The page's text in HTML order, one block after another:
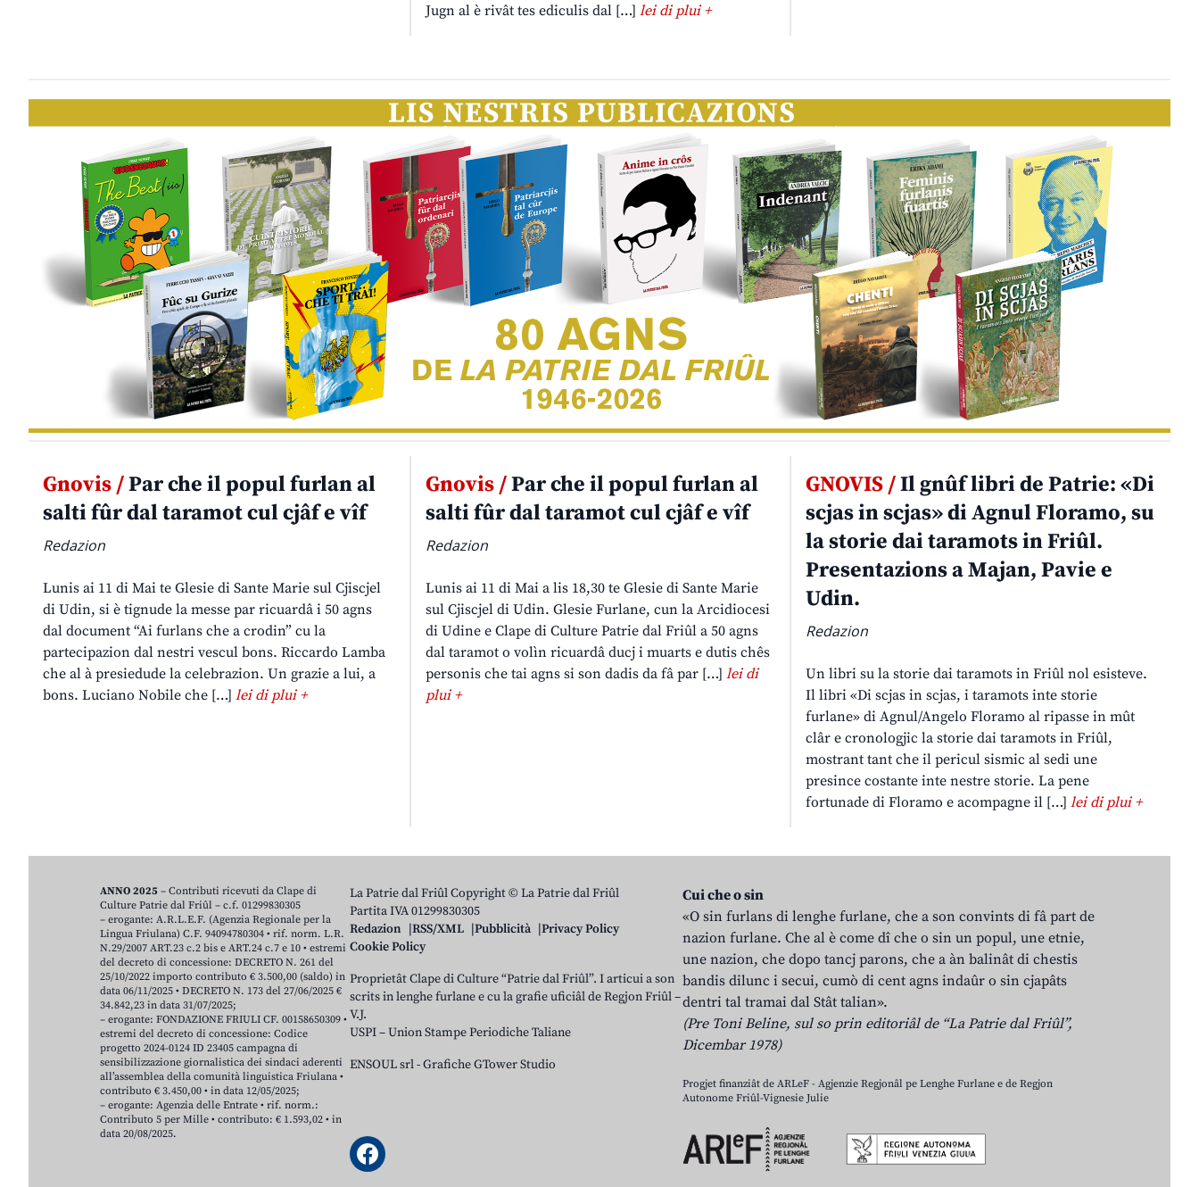
Jugn al è rivât tes ediculis dal […] lei di plui +
Gnovis /Par che il popul furlan al
salti fûr dal taramot cul cjâf e vîf
Redazion
Lunis ai 11 di Mai te Glesie di Sante Marie sul Cjiscjel
di Udin, si è tignude la messe par ricuardâ i 50 agns
dal document “Ai furlans che a crodin” cu la
partecipazion dal nestri vescul bons. Riccardo Lamba
che al à presiedude la celebrazion. Un grazie a lui, a
bons. Luciano Nobile che […] lei di plui +
Gnovis /Par che il popul furlan al
salti fûr dal taramot cul cjâf e vîf
Redazion
Lunis ai 11 di Mai a lis 18,30 te Glesie di Sante Marie
sul Cjiscjel di Udin. Glesie Furlane, cun la Arcidiocesi
di Udine e Clape di Culture Patrie dal Friûl a 50 agns
dal taramot o volìn ricuardâ ducj i muarts e dutis chês
personis che tai agns si son dadis da fâ par […] lei di
plui +
GNOVIS /Il gnûf libri de Patrie: «Di
scjas in scjas» di Agnul Floramo, su
la storie dai taramots in Friûl.
Presentazions a Majan, Pavie e
Udin.
Redazion
Un libri su la storie dai taramots in Friûl nol esisteve.
Il libri «Di scjas in scjas, i taramots inte storie
furlane» di Agnul/Angelo Floramo al ripasse in mût
clâr e cronologjic la storie dai taramots in Friûl,
mostrant tant che il pericul sismic al sedi une
presince costante inte nestre storie. La pene
fortunade di Floramo e acompagne il […]lei di plui +
La Patrie dal Friûl Copyright © La Patrie dal Friûl
Partita IVA 01299830305
Redazion
RSS/XML Pubblicità
Privacy Policy
Cookie Policy
Proprietât Clape di Culture “Patrie dal Friûl”. I articui a son
scrits in lenghe furlane e cu la grafie uficiâl de Regjon Friûl –
V.J.
USPI – Union Stampe Periodiche Taliane
ENSOUL srl-Grafiche GTower Studio
Cui che o sin
«O sin furlans di lenghe furlane, che a son convints di fâ part de
nazion furlane. Che al è come dî che o sin un popul, une etnie,
une nazion, che dopo tancj parons, che a àn balinât di chestis
bandis dilunc i secui, cumò di cent agns indaûr o sin cjapâts
dentri tal tramai dal Stât talian».
(Pre Toni Beline, sul so prin editoriâl de “La Patrie dal Friûl”,
Dicembar 1978)
Progjet finanziât de ARLeF - Agjenzie Regjonâl pe Lenghe Furlane e de Regjon
Autonome Friûl-Vignesie Julie
ANNO 2025 – Contributi ricevuti da Clape di
Culture Patrie dal Friûl – c.f. 01299830305
– erogante: A.R.L.E.F. (Agenzia Regionale per la
Lingua Friulana) C.F. 94094780304 • rif. norm. L.R.
N.29/2007 ART.23 c.2 bis e ART.24 c.7 e 10 • estremi
del decreto di concessione: DECRETO N. 261 del
25/10/2022 importo contributo € 3.500,00 (saldo) in
data 06/11/2025 • DECRETO N. 173 del 27/06/2025 €
34.842,23 in data 31/07/2025;
– erogante: FONDAZIONE FRIULI CF. 00158650309 •
estremi del decreto di concessione: Codice
progetto 2024-0124 ID 23405 campagna di
sensibilizzazione giornalistica dei sindaci aderenti
all’assemblea della comunità linguistica Friulana •
contributo € 3.450,00 • in data 12/05/2025;
– erogante: Agenzia delle Entrate • rif. norm.:
Contributo 5 per Mille • contributo: € 1.593,02 • in
data 20/08/2025.